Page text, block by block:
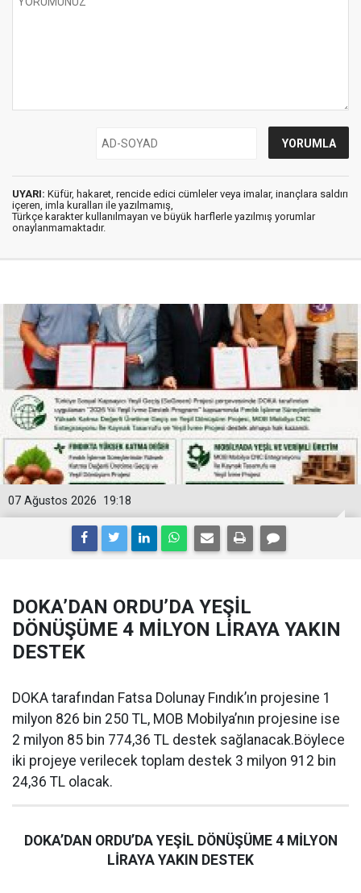
UYARI: Küfür, hakaret, rencide edici cümleler veya imalar, inançlara saldırı
içeren, imla kuralları ile yazılmamış,
Türkçe karakter kullanılmayan ve büyük harflerle yazılmış yorumlar
onaylanmamaktadır.
19:18
07 Ağustos 2026
DOKA’DAN ORDU’DA YEŞİL
DÖNÜŞÜME 4 MİLYON LİRAYA YAKIN
DESTEK
DOKA tarafından Fatsa Dolunay Fındık’ın projesine 1
milyon 826 bin 250 TL, MOB Mobilya’nın projesine ise
2 milyon 85 bin 774,36 TL destek sağlanacak.Böylece
iki projeye verilecek toplam destek 3 milyon 912 bin
24,36 TL olacak.
DOKA’DAN ORDU’DA YEŞİL DÖNÜŞÜME 4 MİLYON
LİRAYA YAKIN DESTEK